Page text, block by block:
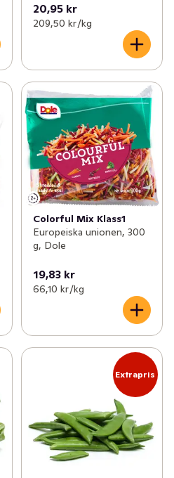
20,95 kr
209,50 kr /kg
Colorful Mix Klass1
Europeiska unionen, 300
g, Dole
19,83 kr
66,10 kr /kg
Extrapris